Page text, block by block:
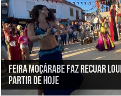
Feira Moçárabe faz recuar
partir de hoje